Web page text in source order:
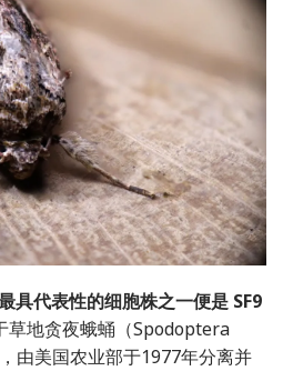
具代表性的细胞株之一便是 SF9
草地贪夜蛾蛹（Spodoptera
由美国农业部于1977年分离并